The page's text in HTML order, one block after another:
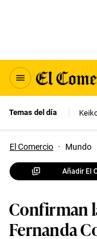
Temas del día
El Comercio · Mundo
Añadir El
Confirman
Fernanda